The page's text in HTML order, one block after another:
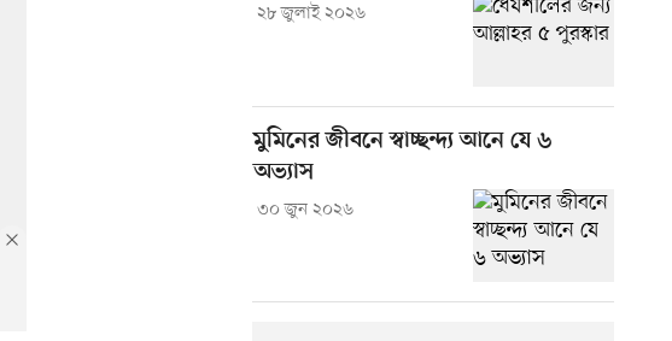
২৮ জুলাই ২০২৬
মুমিনের জীবনে স্বাচ্ছন্দ্য আনে যে ৬
অভ্যাস
৩০ জুন ২০২৬